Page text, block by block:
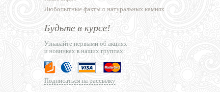
Любопытные факты о натуральных камнях
Будьте в курсе!
Узнавайте первыми об акциях
и новинках в наших группах:
Подписаться на рассылку